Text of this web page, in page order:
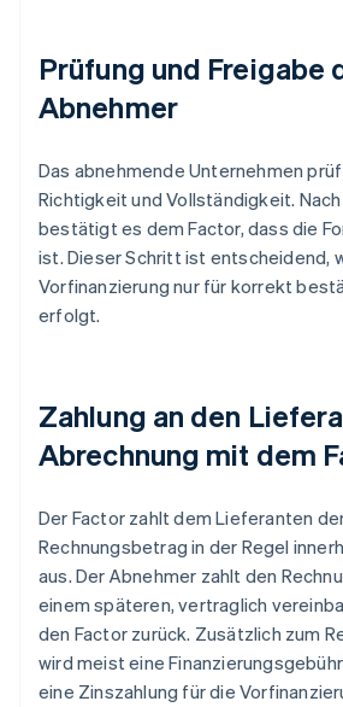
Prüfung und Freigabe
Abnehmer
Das abnehmende Unternehmen
Richtigkeit und Vollständigkeit.
bestätigt es dem Factor, dass die
ist. Dieser Schritt ist entscheidend,
Vorfinanzierung nur für korrekt
erfolgt.
Zahlung an den
Abrechnung mit dem
Der Factor zahlt dem Lieferanten
Rechnungsbetrag in der Regel
aus. Der Abnehmer zahlt den
einem späteren, vertraglich
den Factor zurück. Zusätzlich zum
wird meist eine
eine Zinszahlung für die